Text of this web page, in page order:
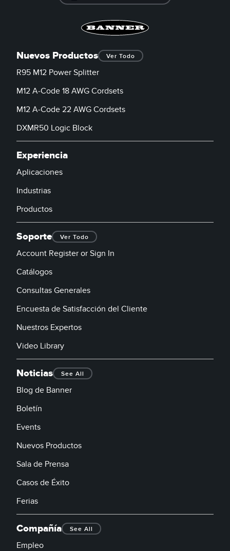
Nuevos Productos Ver Todo
R95 M12 Power Splitter
M12 A-Code 18 AWG Cordsets
M12 A-Code 22 AWG Cordsets
DXMR50 Logic Block
Experiencia
Aplicaciones
Industrias
Productos
Soporte Ver Todo
Account Register or Sign In
Catálogos
Consultas Generales
Encuesta de Satisfacción del Cliente
Nuestros Expertos
Video Library
Noticias See All
Blog de Banner
Boletín
Events
Nuevos Productos
Sala de Prensa
Casos de Éxito
Ferias
Compañía See All
Empleo